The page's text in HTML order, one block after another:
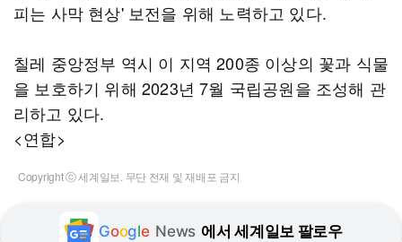
피는 사막 현상' 보전을 위해 노력하고 있다.
칠레 중앙정부 역시 이 지역 200종 이상의 꽃과 식물
을 보호하기 위해 2023년 7월 국립공원을 조성해 관
리하고 있다.
<연합>
Copyright ⓒ 세계일보. 무단 전재 및 재배포 금지
Google News 에서 세계일보 팔로우